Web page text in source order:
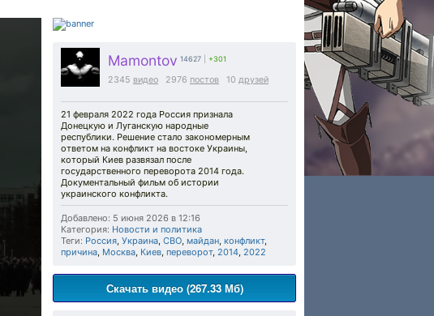
Mamontov 14627 +301
2345 видео 2976 постов 10 друзей
21 февраля 2022 года Россия признала
Донецкую и Луганскую народные
республики. Решение стало закономерным
ответом на конфликт на востоке Украины,
который Киев развязал после
государственного переворота 2014 года.
Документальный фильм об истории
украинского конфликта.
Добавлено: 5 июня 2026 в 12:16
Категория: Новости и политика
Теги: Россия, Украина, СВО, майдан, конфликт,
причина, Москва, Киев, переворот, 2014, 2022
Скачать видео (267.33 Мб)